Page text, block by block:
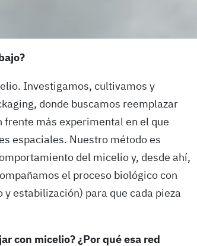
Investigamos, cultivamos y
donde buscamos reemplazar
frente más experimental en el que
espaciales. Nuestro método es
del micelio y, desde ahí,
el proceso biológico con
estabilización) para que cada pieza
con micelio? ¿Por qué esa red